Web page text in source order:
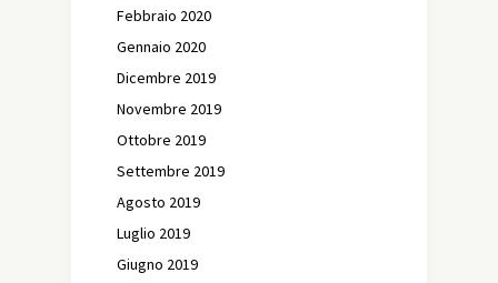
Febbraio 2020
Gennaio 2020
Dicembre 2019
Novembre 2019
Ottobre 2019
Settembre 2019
Agosto 2019
Luglio 2019
Giugno 2019